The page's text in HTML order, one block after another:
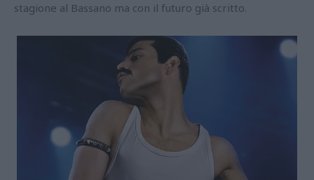
stagione al Bassano ma con il futuro già scritto.